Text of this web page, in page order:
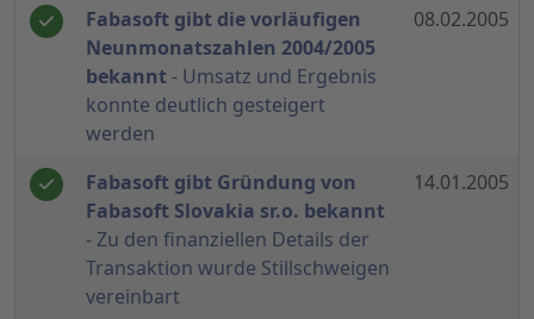
Fabasoft gibt die vorläufigen
Neunmonatszahlen 2004/2005
bekannt- Umsatz und Ergebnis
konnte deutlich gesteigert
werden
08.02.2005
Fabasoft gibt Gründung von
Fabasoft Slovakia sr.o. bekannt
- Zu den finanziellen Details der
Transaktion wurde Stillschweigen
vereinbart
14.01.2005